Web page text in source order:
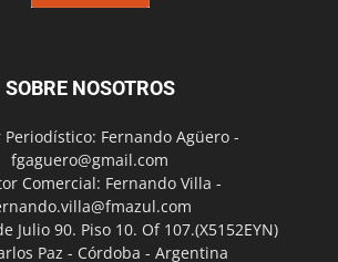
SOBRE NOSOTROS
Periodístico: Fernando Agüero -
fgaguero@gmail.com
Comercial: Fernando Villa -
Julio 90. Piso 10. Of 107.(X5152EYN)
Paz - Córdoba - Argentina